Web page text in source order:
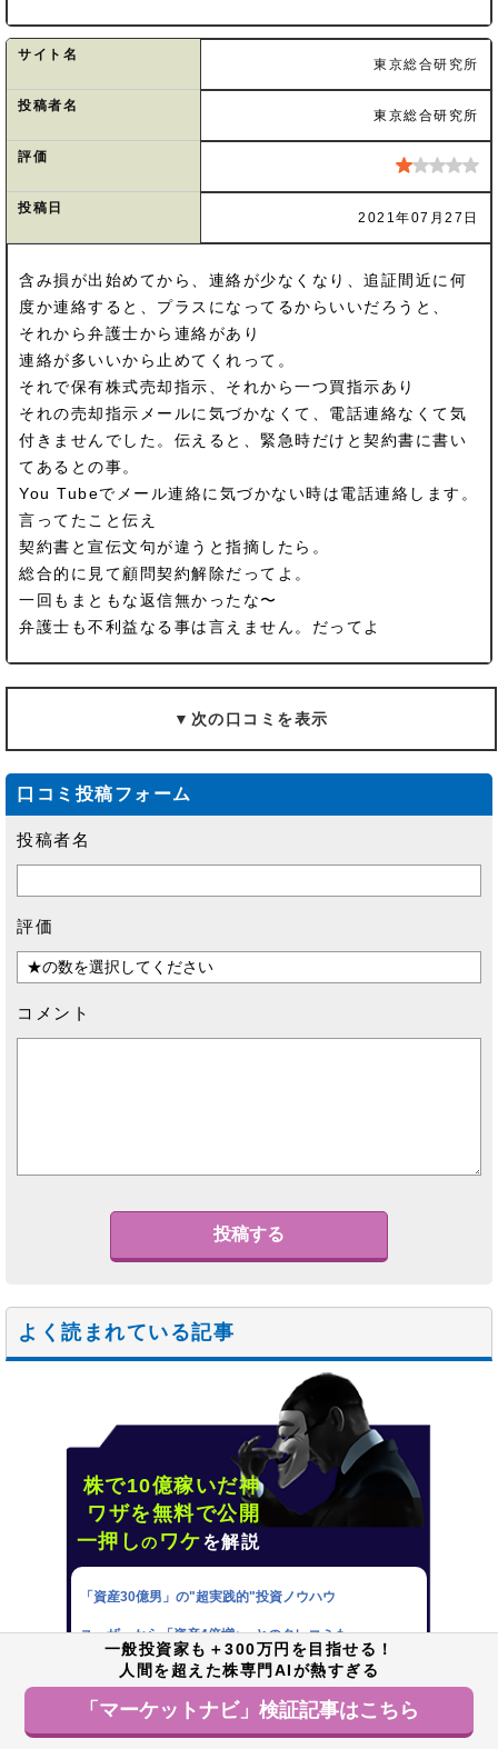
サイト名
東京総合研究所
投稿者名
東京総合研究所
評価
投稿日
2021年07月27日
含み損が出始めてから、連絡が少なくなり、追証間近に何
度か連絡すると、プラスになってるからいいだろうと、
それから弁護士から連絡があり
連絡が多いいから止めてくれって。
それで保有株式売却指示、それから一つ買指示あり
それの売却指示メールに気づかなくて、電話連絡なくて気
付きませんでした。伝えると、緊急時だけと契約書に書い
てあるとの事。
You Tubeでメール連絡に気づかない時は電話連絡します。
言ってたこと伝え
契約書と宣伝文句が違うと指摘したら。
総合的に見て顧問契約解除だってよ。
一回もまともな返信無かったな〜
弁護士も不利益なる事は言えません。だってよ
▼次の口コミを表示
口コミ投稿フォーム
コメント
評価
投稿者名
よく読まれている記事
株で10億稼いだ神
ワザを無料で公開
一押しの ワケを解説
「資産30億男」の"超実践的"投資ノウハウ
ユーザーから「資産4倍増↑」とのタレコミも…
JPモルガンで積み上げたキャリアと実力に迫る
詳しく見る
一般投資家も＋300万円を目指せる！
人間を超えた株専門AIが熱すぎる
「マーケットナビ」検証記事はこちら